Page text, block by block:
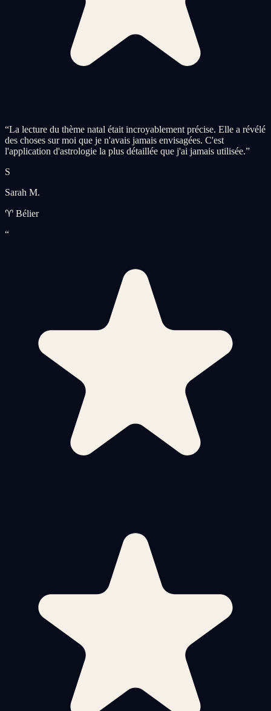
“La lecture du thème natal était incroyablement précise. Elle a révélé
des choses sur moi que je n'avais jamais envisagées. C'est
l'application d'astrologie la plus détaillée que j'ai jamais utilisée.”
S
Sarah M.
♈ Bélier
“